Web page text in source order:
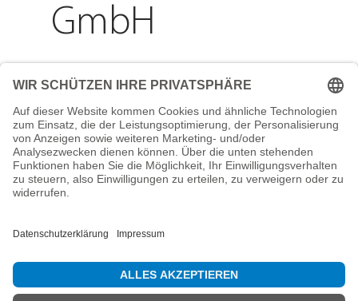
Adresse
Reichenberger Str. 1
84130 Dingolfing
Telefon
info@mountain-sports-
GmbH